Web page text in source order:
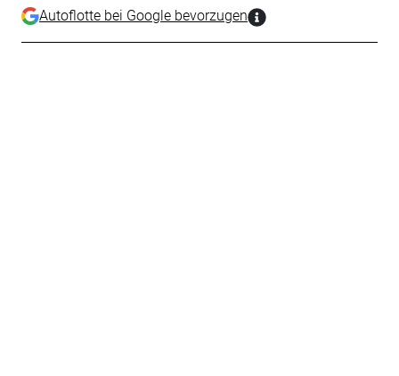
Autoflotte bei Google bevorzugen